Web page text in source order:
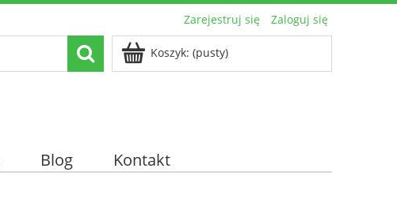
Zarejestruj się Zaloguj się
Koszyk: (pusty)
Blog Kontakt